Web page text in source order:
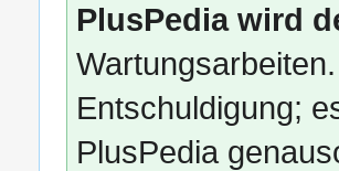
PlusPedia wird
Entschuldigung;
PlusPedia